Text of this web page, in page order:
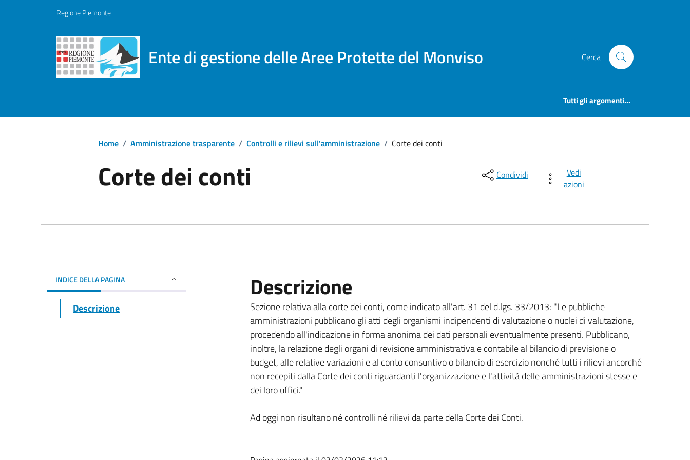
Regione Piemonte
Ente di gestione delle Aree Protette del Monviso Cerca
Tutti gli argomenti...
Home / Amministrazione trasparente / Controlli e rilievi sull'amministrazione / Corte dei conti
Corte dei conti Condividi
Vedi
azioni
INDICE DELLA PAGINA
Descrizione
Descrizione
Sezione relativa alla corte dei conti, come indicato all'art. 31 del d.lgs. 33/2013: "Le pubbliche
amministrazioni pubblicano gli atti degli organismi indipendenti di valutazione o nuclei di valutazione,
procedendo all'indicazione in forma anonima dei dati personali eventualmente presenti. Pubblicano,
inoltre, la relazione degli organi di revisione amministrativa e contabile al bilancio di previsione o
budget, alle relative variazioni e al conto consuntivo o bilancio di esercizio nonché tutti i rilievi ancorché
non recepiti dalla Corte dei conti riguardanti l'organizzazione e l'attività delle amministrazioni stesse e
dei loro uffici."
Ad oggi non risultano né controlli né rilievi da parte della Corte dei Conti.